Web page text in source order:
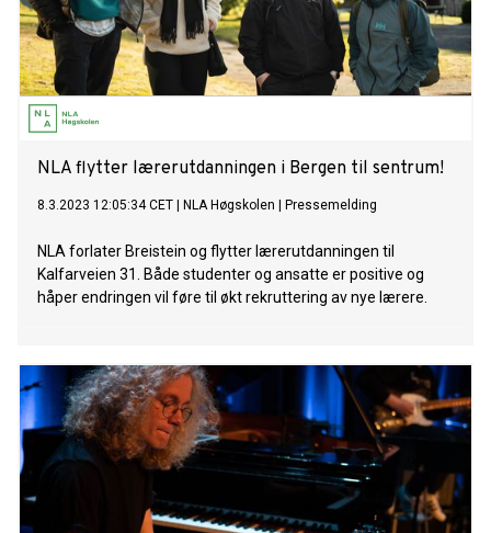
NLA flytter lærerutdanningen i Bergen til sentrum!
8.3.2023 12:05:34 CET NLA Høgskolen Pressemelding
NLA forlater Breistein og flytter lærerutdanningen til
Kalfarveien 31. Både studenter og ansatte er positive og
håper endringen vil føre til økt rekruttering av nye lærere.